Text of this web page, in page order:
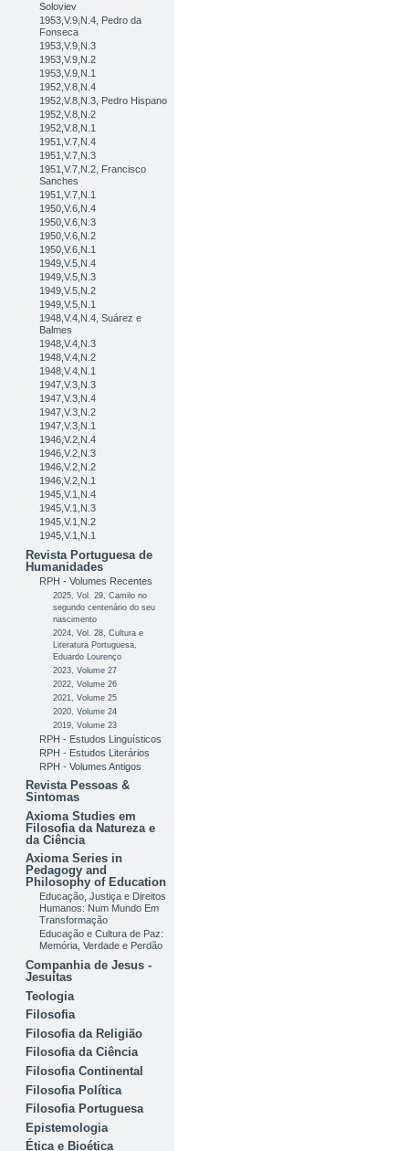
Soloviev
1953,V.9,N.4, Pedro da
Fonseca
1953,V.9,N.3
1953,V.9,N.2
1953,V.9,N.1
1952,V.8,N.4
1952,V.8,N.3, Pedro Hispano
1952,V.8,N.2
1952,V.8,N.1
1951,V.7,N.4
1951,V.7,N.3
1951,V.7,N.2, Francisco
Sanches
1951,V.7,N.1
1950,V.6,N.4
1950,V.6,N.3
1950,V.6,N.2
1950,V.6,N.1
1949,V.5,N.4
1949,V.5,N.3
1949,V.5,N.2
1949,V.5,N.1
1948,V.4,N.4, Suárez e
Balmes
1948,V.4,N.3
1948,V.4,N.2
1948,V.4,N.1
1947,V.3,N.3
1947,V.3,N.4
1947,V.3,N.2
1947,V.3,N.1
1946,V.2,N.4
1946,V.2,N.3
1946,V.2,N.2
1946,V.2,N.1
1945,V.1,N.4
1945,V.1,N.3
1945,V.1,N.2
1945,V.1,N.1
Revista Portuguesa de
Humanidades
RPH - Volumes Recentes
2025, Vol. 29, Camilo no
segundo centenário do seu
nascimento
2024, Vol. 28, Cultura e
Literatura Portuguesa,
Eduardo Lourenço
2023, Volume 27
2022, Volume 26
2021, Volume 25
2020, Volume 24
2019, Volume 23
RPH - Estudos Linguísticos
RPH - Estudos Literários
RPH - Volumes Antigos
Revista Pessoas &
Sintomas
Axioma Studies em
Filosofia da Natureza e
da Ciência
Axioma Series in
Pedagogy and
Philosophy of Education
Educação, Justiça e Direitos
Humanos: Num Mundo Em
Transformação
Educação e Cultura de Paz:
Memória, Verdade e Perdão
Companhia de Jesus -
Jesuítas
Teologia
Filosofia
Filosofia da Religião
Filosofia da Ciência
Filosofia Continental
Filosofia Política
Filosofia Portuguesa
Epistemologia
Ética e Bioética